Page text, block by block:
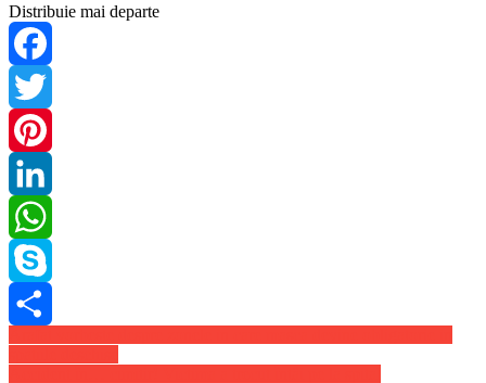
Distribuie mai departe
Facebook
Twitter
Pinterest
LinkedIn
WhatsApp
Skype
Share
Navigare
în